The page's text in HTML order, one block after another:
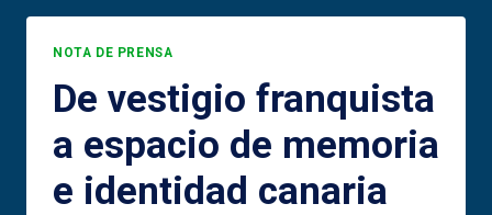
NOTA DE PRENSA
De vestigio franquista
a espacio de memoria
e identidad canaria